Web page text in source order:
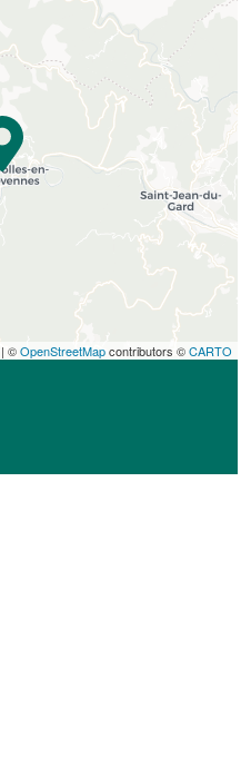
| ©OpenStreetMapcontributors ©CARTO